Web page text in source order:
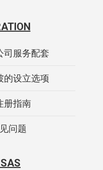
司服务配套
的设立选项
册指南
问题